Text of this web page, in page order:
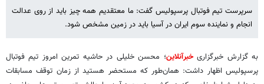
سرپرست تیم فوتبال پرسپولیس گفت: ما معتقدیم همه چیز باید از روی عدالت
انجام و نماینده سوم ایران در آسیا باید در زمین مشخص شود.
به گزارش خبرگزاریخبرآنلاین؛ محسن خلیلی در حاشیه تمرین امروز تیم فوتبال
پرسپولیس اظهار داشت: همان‌طور که مستحضر هستید از زمان توقف مسابقات